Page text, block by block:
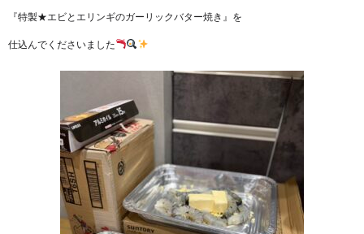
『特製★エビとエリンギのガーリックバター焼き』を
仕込んでくださいました